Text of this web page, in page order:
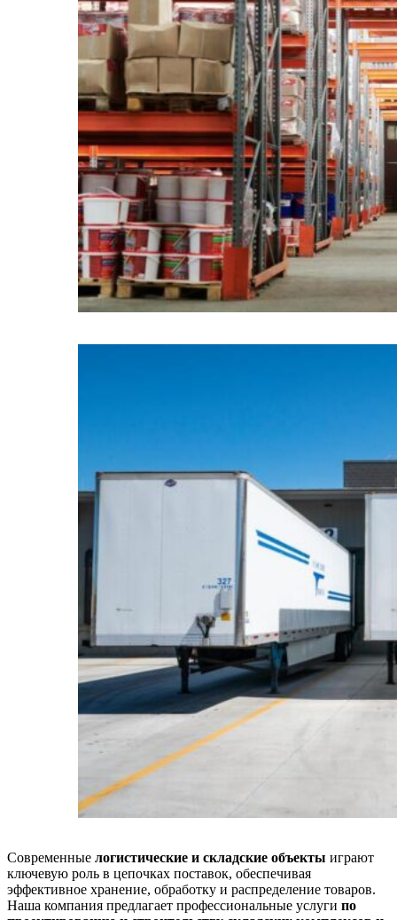
Современные логистические и складские объекты играют
ключевую роль в цепочках поставок, обеспечивая
эффективное хранение, обработку и распределение товаров.
Наша компания предлагает профессиональные услуги по